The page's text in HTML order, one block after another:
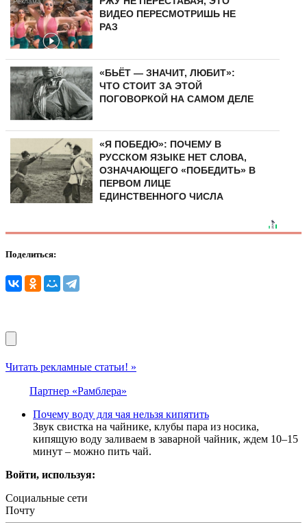
ВИДЕО ПЕРЕСМОТРИШЬ НЕ
РАЗ
«БЬЁТ — ЗНАЧИТ, ЛЮБИТ»:
ЧТО СТОИТ ЗА ЭТОЙ
ПОГОВОРКОЙ НА САМОМ ДЕЛЕ
«Я ПОБЕДЮ»: ПОЧЕМУ В
РУССКОМ ЯЗЫКЕ НЕТ СЛОВА,
ОЗНАЧАЮЩЕГО «ПОБЕДИТЬ» В
ПЕРВОМ ЛИЦЕ
ЕДИНСТВЕННОГО ЧИСЛА
Поделиться:
Читать рекламные статьи! »
Партнер «Рамблера»
Почему воду для чая нельзя кипятить
Звук свистка на чайнике, клубы пара из носика,
кипящую воду заливаем в заварной чайник, ждем 10–15
минут – можно пить чай.
Войти, используя:
Социальные сети
Почту